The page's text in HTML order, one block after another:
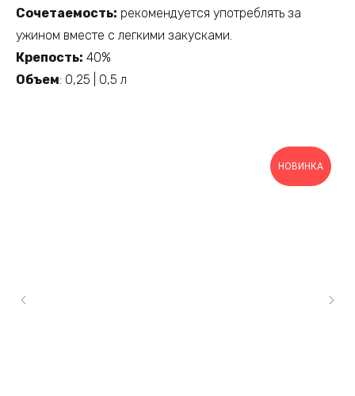
Сочетаемость: рекомендуется употреблять за
ужином вместе с легкими закусками.
Крепость: 40%
Объем: 0,25 | 0,5 л
НОВИНКА